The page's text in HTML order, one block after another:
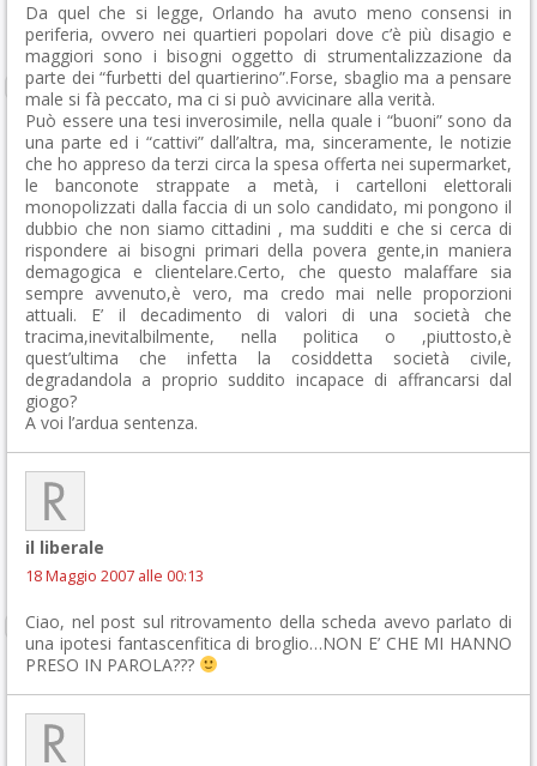
Da quel che si legge, Orlando ha avuto meno consensi in
periferia, ovvero nei quartieri popolari dove c’è più disagio e
maggiori sono i bisogni oggetto di strumentalizzazione da
parte dei “furbetti del quartierino”.Forse, sbaglio ma a pensare
male si fà peccato, ma ci si può avvicinare alla verità.
Può essere una tesi inverosimile, nella quale i “buoni” sono da
una parte ed i “cattivi” dall’altra, ma, sinceramente, le notizie
che ho appreso da terzi circa la spesa offerta nei supermarket,
le banconote strappate a metà, i cartelloni elettorali
monopolizzati dalla faccia di un solo candidato, mi pongono il
dubbio che non siamo cittadini , ma sudditi e che si cerca di
rispondere ai bisogni primari della povera gente,in maniera
demagogica e clientelare.Certo, che questo malaffare sia
sempre avvenuto,è vero, ma credo mai nelle proporzioni
attuali. E’ il decadimento di valori di una società che
tracima,inevitalbilmente, nella politica o ,piuttosto,è
quest’ultima che infetta la cosiddetta società civile,
degradandola a proprio suddito incapace di affrancarsi dal
giogo?
A voi l’ardua sentenza.
il liberale
18 Maggio 2007 alle 00:13
Ciao, nel post sul ritrovamento della scheda avevo parlato di
una ipotesi fantascenfitica di broglio…NON E’ CHE MI HANNO
PRESO IN PAROLA???